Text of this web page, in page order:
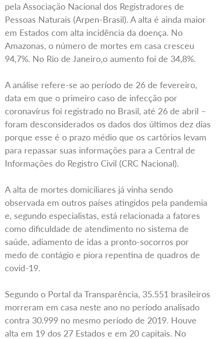
pela Associação Nacional dos Registradores de
Pessoas Naturais (Arpen-Brasil). A alta é ainda maior
em Estados com alta incidência da doença. No
Amazonas, o número de mortes em casa cresceu
94,7%. No Rio de Janeiro,o aumento foi de 34,8%.
A análise refere-se ao período de 26 de fevereiro,
data em que o primeiro caso de infecção por
coronavírus foi registrado no Brasil, até 26 de abril –
foram desconsiderados os dados dos últimos dez dias
porque esse é o prazo médio que os cartórios levam
para repassar suas informações para a Central de
Informações do Registro Civil (CRC Nacional).
A alta de mortes domiciliares já vinha sendo
observada em outros países atingidos pela pandemia
e, segundo especialistas, está relacionada a fatores
como dificuldade de atendimento no sistema de
saúde, adiamento de idas a pronto-socorros por
medo de contágio e piora repentina de quadros de
covid-19.
Segundo o Portal da Transparência, 35.551 brasileiros
morreram em casa neste ano no período analisado
contra 30.999 no mesmo período de 2019. Houve
alta em 19 dos 27 Estados e em 20 capitais. No